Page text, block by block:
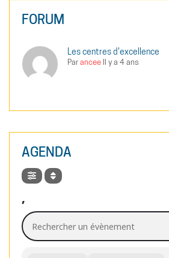
FORUM
Les centres d'excellence
Parancee Il y a 4 ans
AGENDA
,
Rechercher un évènement